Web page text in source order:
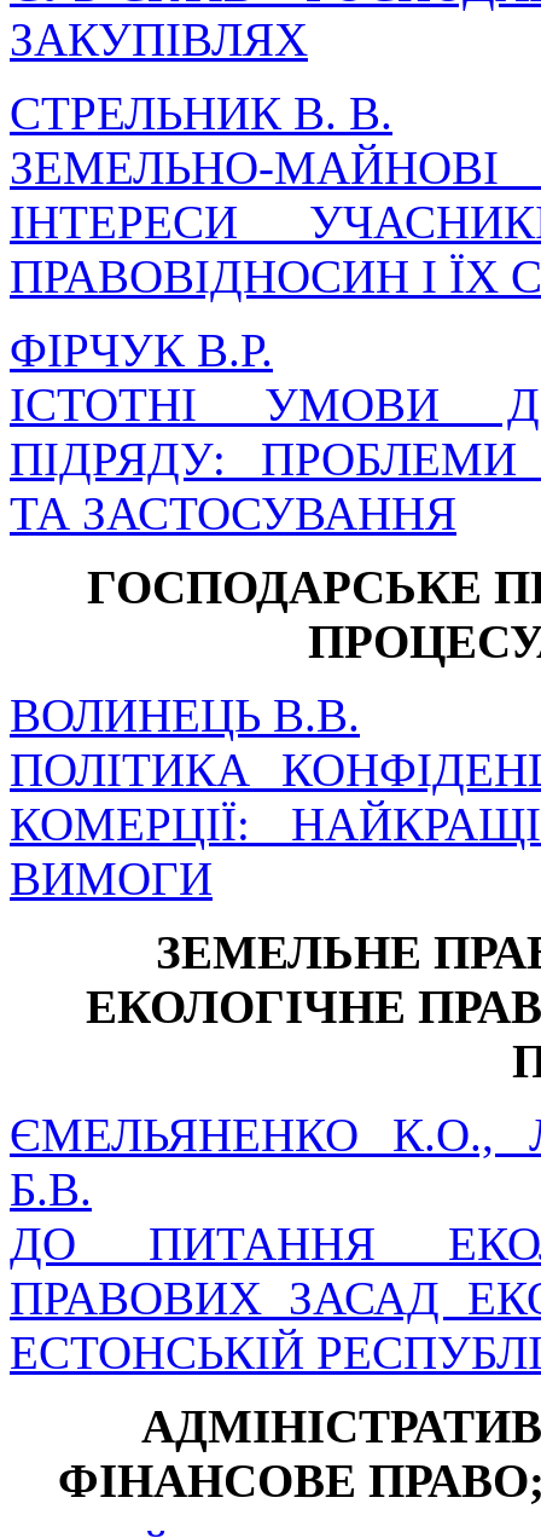
ЗАКУПІВЛЯХ
СТРЕЛЬНИК В. В.
ЗЕМЕЛЬНО-
ІНТЕРЕСИ
ПРАВОВІДНОСИН І ЇХ
ФІРЧУК В.Р.
ІСТОТНІ УМОВИ
ПІДРЯДУ:
ТА ЗАСТОСУВАННЯ
ГОСПОДАРСЬКЕ
ВОЛИНЕЦЬ В.В.
ПОЛІТИКА
КОМЕРЦІЇ:
ВИМОГИ
ЗЕМЕЛЬНЕ
ЕКОЛОГІЧНЕ
ЄМЕЛЬЯНЕНКО К.О.,
Б.В.
ДО ПИТАННЯ
ПРАВОВИХ ЗАСАД
ЕСТОНСЬКІЙ
ФІНАНСОВЕ